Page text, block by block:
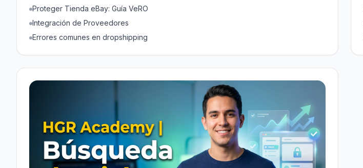
Proteger Tienda eBay: Guía VeRO
Integración de Proveedores
Errores comunes en dropshipping